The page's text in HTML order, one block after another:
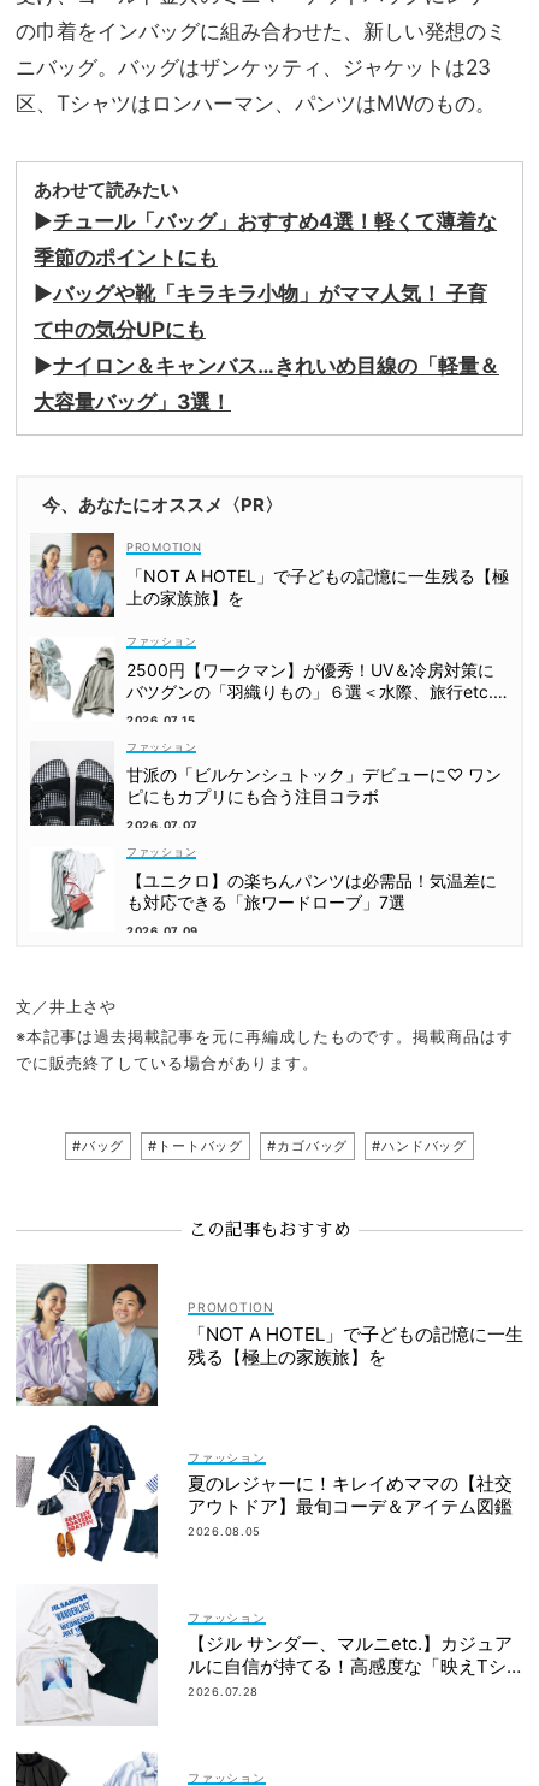
の巾着をインバッグに組み合わせた、新しい発想のミ
ニバッグ。バッグはザンケッティ、ジャケットは23
区、Tシャツはロンハーマン、パンツはMWのもの。
あわせて読みたい
▶チュール「バッグ」おすすめ4選！軽くて薄着な
季節のポイントにも
▶バッグや靴「キラキラ小物」がママ人気！ 子育
て中の気分UPにも
▶ナイロン＆キャンバス…きれいめ目線の「軽量＆
大容量バッグ」3選！
今、あなたにオススメ〈PR〉
「NOT A HOTEL」で子どもの記憶に一生残る【極
上の家族旅】を
ファッション
2500円【ワークマン】が優秀！UV＆冷房対策に
バツグンの「羽織りもの」６選＜水際、旅行etc.
＞
2026.07.15
ファッション
甘派の「ビルケンシュトック」デビューに♡ ワン
ピにもカプリにも合う注目コラボ
2026.07.07
ファッション
【ユニクロ】の楽ちんパンツは必需品！気温差に
も対応できる「旅ワードローブ」7選
2026.07.09
文／井上さや
※本記事は過去掲載記事を元に再編成したものです。掲載商品はす
でに販売終了している場合があります。
#バッグ #トートバッグ #カゴバッグ #ハンドバッグ
この記事もおすすめ
「NOT A HOTEL」で子どもの記憶に一生
残る【極上の家族旅】を
ファッション
夏のレジャーに！キレイめママの【社交
アウトドア】最旬コーデ＆アイテム図鑑
2026.08.05
ファッション
【ジル サンダー、マルニetc.】カジュア
ルに自信が持てる！高感度な「映えTシ
ャツ」7選
2026.07.28
ファッション